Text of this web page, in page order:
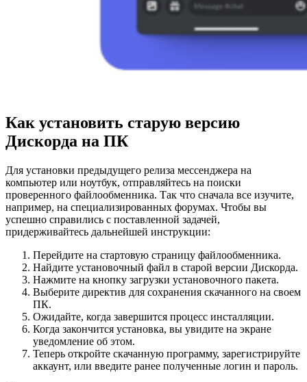
Как установить старую версию
Дискорда на ПК
Для установки предыдущего релиза мессенджера на
компьютер или ноутбук, отправляйтесь на поиски
проверенного файлообменника. Так что сначала все изучите,
например, на специализированных форумах. Чтобы вы
успешно справились с поставленной задачей,
придерживайтесь дальнейшей инструкции:
Перейдите на стартовую страницу файлообменника.
Найдите установочный файл в старой версии Дискорда.
Нажмите на кнопку загрузки установочного пакета.
Выберите директив для сохранения скачанного на своем
ПК.
Ожидайте, когда завершится процесс инсталляции.
Когда закончится установка, вы увидите на экране
уведомление об этом.
Теперь откройте скачанную программу, зарегистрируйте
аккаунт, или введите ранее полученные логин и пароль.